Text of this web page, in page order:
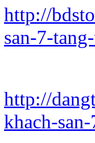
http://
san-7-
http://
khach-